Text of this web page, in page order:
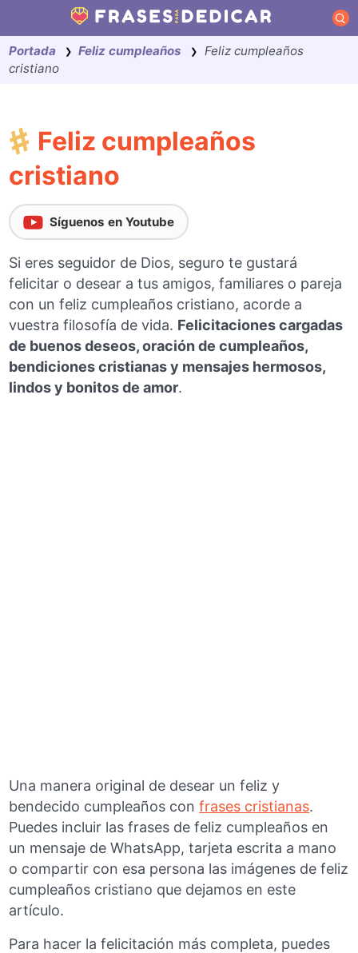
contenido
Portada ❯ Feliz cumpleaños ❯
Feliz cumpleaños
cristiano
Feliz cumpleaños
cristiano
Síguenos en Youtube
Si eres seguidor de Dios, seguro te gustará
felicitar o desear a tus amigos, familiares o pareja
con un feliz cumpleaños cristiano, acorde a
vuestra filosofía de vida. Felicitaciones cargadas
de buenos deseos, oración de cumpleaños,
bendiciones cristianas y mensajes hermosos,
lindos y bonitos de amor.
Una manera original de desear un feliz y
bendecido cumpleaños confrases cristianas.
Puedes incluir las frases de feliz cumpleaños en
un mensaje de WhatsApp, tarjeta escrita a mano
o compartir con esa persona las imágenes de feliz
cumpleaños cristiano que dejamos en este
artículo.
Para hacer la felicitación más completa, puedes